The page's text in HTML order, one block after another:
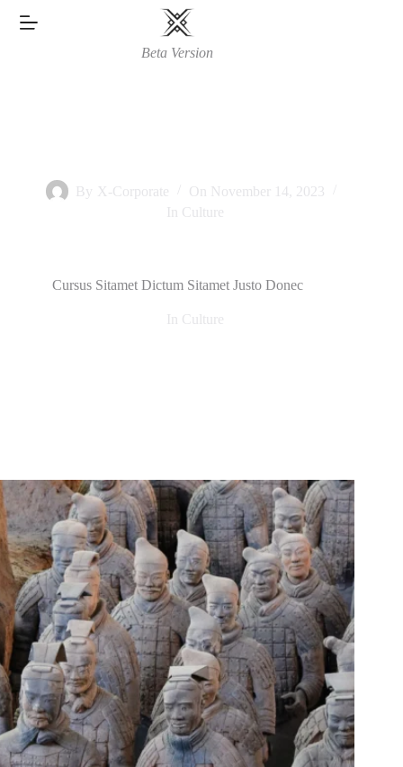
Beta Version
By X-Corporate On November 14, 2023
In Culture
Cursus Sitamet Dictum Sitamet Justo Donec
In Culture